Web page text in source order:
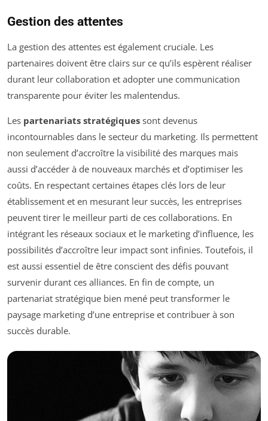
Gestion des attentes
La gestion des attentes est également cruciale. Les
partenaires doivent être clairs sur ce qu’ils espèrent réaliser
durant leur collaboration et adopter une communication
transparente pour éviter les malentendus.
Les partenariats stratégiques sont devenus
incontournables dans le secteur du marketing. Ils permettent
non seulement d’accroître la visibilité des marques mais
aussi d’accéder à de nouveaux marchés et d’optimiser les
coûts. En respectant certaines étapes clés lors de leur
établissement et en mesurant leur succès, les entreprises
peuvent tirer le meilleur parti de ces collaborations. En
intégrant les réseaux sociaux et le marketing d’influence, les
possibilités d’accroître leur impact sont infinies. Toutefois, il
est aussi essentiel de être conscient des défis pouvant
survenir durant ces alliances. En fin de compte, un
partenariat stratégique bien mené peut transformer le
paysage marketing d’une entreprise et contribuer à son
succès durable.